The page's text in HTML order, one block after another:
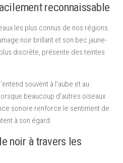
reconnaissable
les plus connus de nos régions.
noir brillant et son bec jaune-
discrète, présente des teintes
souvent à l’aube et au
beaucoup d’autres oiseaux
sonore renforce le sentiment de
à son égard.
noir à travers les